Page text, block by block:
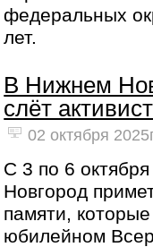
федеральных
лет.
В Нижнем
слёт
02 октября
С 3 по 6
Новгород
памяти,
юбилейном